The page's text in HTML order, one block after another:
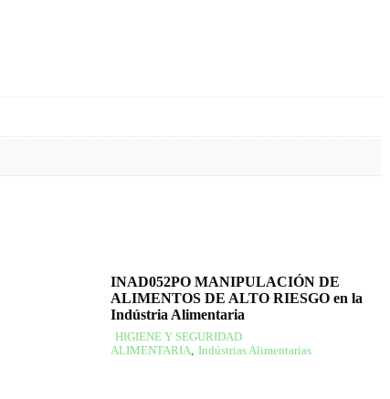
INAD052PO MANIPULACIÓN DE
ALIMENTOS DE ALTO RIESGO en la
Indústria Alimentaria
HIGIENE Y SEGURIDAD
ALIMENTARIA, Indústrias Alimentarias